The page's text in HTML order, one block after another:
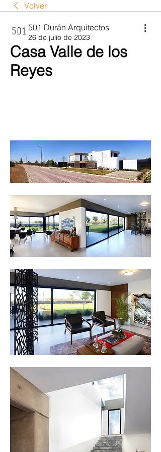
Volver
501 Durán Arquitectos
26 de julio de 2023
Casa Valle de los
Reyes